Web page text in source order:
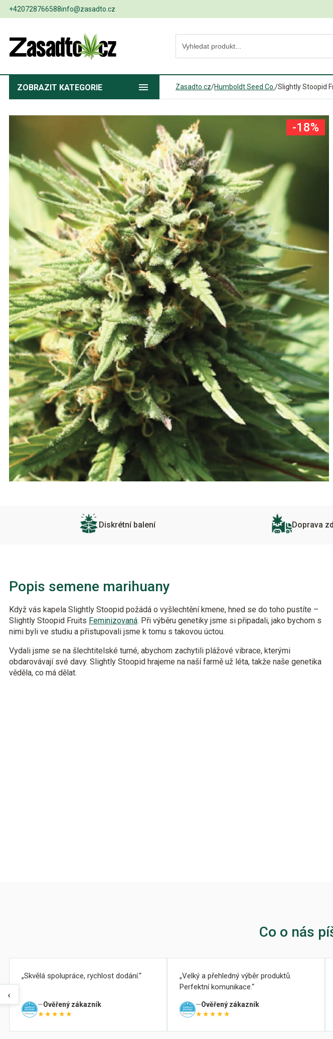
+420728766588info@zasadto.cz
ZOBRAZIT KATEGORIE Zasadto.cz/Humboldt Seed Co. /Slightly Stoopid
-18%
Diskrétní balení Doprava
Popis semene marihuany
Když vás kapela Slightly Stoopid požádá o vyšlechtění kmene, hned se do toho pustíte –
Slightly Stoopid Fruits Feminizovaná. Při výběru genetiky jsme si připadali, jako bychom s
nimi byli ve studiu a přistupovali jsme k tomu s takovou úctou.
Vydali jsme se na šlechtitelské turné, abychom zachytili plážové vibrace, kterými
obdarovávají své davy. Slightly Stoopid hrajeme na naší farmě už léta, takže naše genetika
věděla, co má dělat.
Co o nás
‹
Skvělá spolupráce, rychlost dodání.
Ověřený zákazník
★★★★★
Velký a přehledný výběr produktů.
Perfektní komunikace.
Ověřený zákazník
★★★★★